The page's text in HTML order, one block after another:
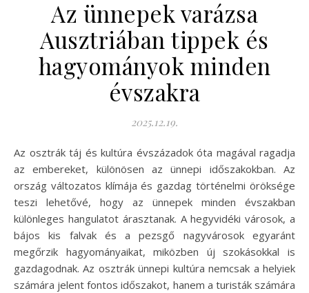
Az ünnepek varázsa
Ausztriában tippek és
hagyományok minden
évszakra
2025.12.19.
Az osztrák táj és kultúra évszázadok óta magával ragadja
az embereket, különösen az ünnepi időszakokban. Az
ország változatos klímája és gazdag történelmi öröksége
teszi lehetővé, hogy az ünnepek minden évszakban
különleges hangulatot árasztanak. A hegyvidéki városok, a
bájos kis falvak és a pezsgő nagyvárosok egyaránt
megőrzik hagyományaikat, miközben új szokásokkal is
gazdagodnak. Az osztrák ünnepi kultúra nemcsak a helyiek
számára jelent fontos időszakot, hanem a turisták számára